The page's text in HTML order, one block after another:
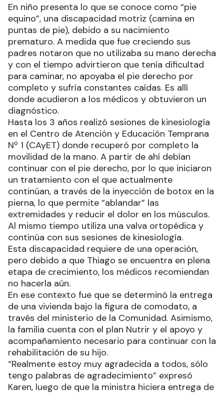
En niño presenta lo que se conoce como “pie
equino”, una discapacidad motriz (camina en
puntas de pie), debido a su nacimiento
prematuro. A medida que fue creciendo sus
padres notaron que no utilizaba su mano derecha
y con el tiempo advirtieron que tenía dificultad
para caminar, no apoyaba el pie derecho por
completo y sufría constantes caídas. Es allí
donde acudieron a los médicos y obtuvieron un
diagnóstico.
Hasta los 3 años realizó sesiones de kinesiología
en el Centro de Atención y Educación Temprana
Nº 1 (CAyET) donde recuperó por completo la
movilidad de la mano. A partir de ahí debían
continuar con el pie derecho, por lo que iniciaron
un tratamiento con el que actualmente
continúan, a través de la inyección de botox en la
pierna, lo que permite “ablandar” las
extremidades y reducir el dolor en los músculos.
Al mismo tiempo utiliza una valva ortopédica y
continúa con sus sesiones de kinesiología.
Esta discapacidad requiere de una operación,
pero debido a que Thiago se encuentra en plena
etapa de crecimiento, los médicos recomiendan
no hacerla aún.
En ese contexto fue que se determinó la entrega
de una vivienda bajo la figura de comodato, a
través del ministerio de la Comunidad. Asimismo,
la familia cuenta con el plan Nutrir y el apoyo y
acompañamiento necesario para continuar con la
rehabilitación de su hijo.
“Realmente estoy muy agradecida a todos, sólo
tengo palabras de agradecimiento” expresó
Karen, luego de que la ministra hiciera entrega de